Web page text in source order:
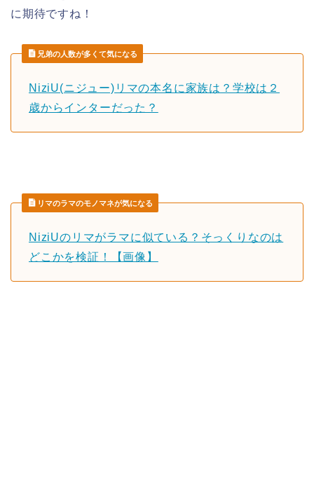
に期待ですね！
兄弟の人数が多くて気になる
NiziU(ニジュー)リマの本名に家族は？学校は２
歳からインターだった？
リマのラマのモノマネが気になる
NiziUのリマがラマに似ている？そっくりなのは
どこかを検証！【画像】